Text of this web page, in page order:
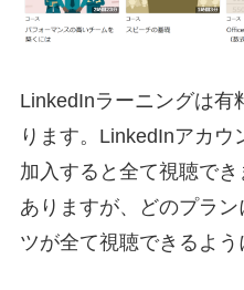
LinkedInラーニングは有
ります。LinkedInアカ
加入すると全て視聴で
ありますが、どのプラ
ツが全て視聴できるよう